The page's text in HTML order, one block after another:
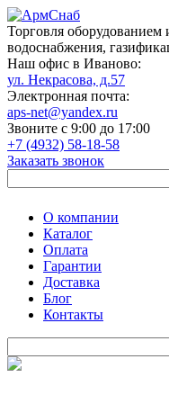
Торговля оборудованием
водоснабжения,
Наш офис в Иваново:
ул. Некрасова, д.57
Электронная почта:
aps-net@yandex.ru
Звоните с 9:00 до 17:00
+7 (4932) 58-18-58
Заказать звонок
О компании
Каталог
Оплата
Гарантии
Доставка
Блог
Контакты